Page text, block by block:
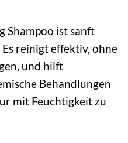
Shampoo ist sanft
reinigt effektiv, ohne
und hilft
Behandlungen
mit Feuchtigkeit zu